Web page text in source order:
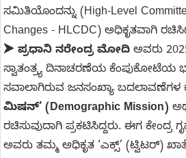
ಸಮಿತಿಯೊಂದನ್ನು (High-Level
Changes - HLCDC) ಅಧಿಕೃತವಾಗಿ
➤ ಪ್ರಧಾನಿ ನರೇಂದ್ರ ಮೋದಿ ಅವರು
ಸ್ವಾತಂತ್ರ್ಯ ದಿನಾಚರಣೆಯ ಕೆಂಪುಕೋಟೆಯ
ಸವಾಲಾಗಿರುವ ಜನಸಂಖ್ಯಾ ಬದಲಾವಣೆಗಳ
ಮಿಷನ್’ (Demographic Mission)
ರಚಿಸುವುದಾಗಿ ಪ್ರಕಟಿಸಿದ್ದರು. ಈಗ
ಅವರು ತಮ್ಮ ಅಧಿಕೃತ ‘ಎಕ್ಸ್’